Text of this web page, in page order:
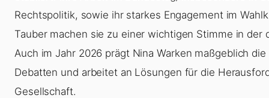
Rechtspolitik, sowie ihr starkes Engagement im
Tauber machen sie zu einer wichtigen Stimme in der
Auch im Jahr 2026 prägt Nina Warken maßgeblich
Debatten und arbeitet an Lösungen für die
Gesellschaft.